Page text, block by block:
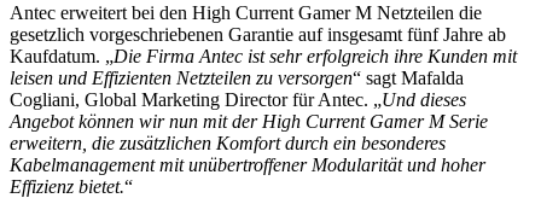
Antec erweitert bei den High Current Gamer M Netzteilen die
gesetzlich vorgeschriebenen Garantie auf insgesamt fünf Jahre ab
Kaufdatum. „Die Firma Antec ist sehr erfolgreich ihre Kunden mit
leisen und Effizienten Netzteilen zu versorgen“ sagt Mafalda
Cogliani, Global Marketing Director für Antec. „Und dieses
Angebot können wir nun mit der High Current Gamer M Serie
erweitern, die zusätzlichen Komfort durch ein besonderes
Kabelmanagement mit unübertroffener Modularität und hoher
Effizienz bietet.“